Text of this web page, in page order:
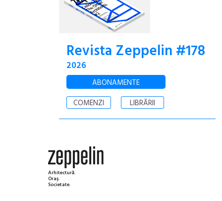
Revista Zeppelin #178
2026
ABONAMENTE
COMENZI
LIBRĂRII
Arhitectură.
Oraș.
Societate.